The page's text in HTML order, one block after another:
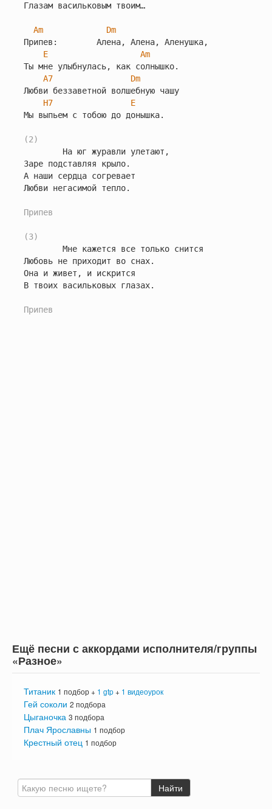
Глазам васильковым твоим…
Am
Dm
Припев:        Алена, Алена, Аленушка,
E
Am
Ты мне улыбнулась, как солнышко.
A7
Dm
Любви беззаветной волшебную чашу
H7
E
Мы выпьем с тобою до донышка.
(2)
        На юг журавли улетают,
Заре подставляя крыло.
А наши сердца согревает
Любви негасимой тепло.
Припев
(3)
        Мне кажется все только снится
Любовь не приходит во снах.
Она и живет, и искрится
В твоих васильковых глазах.
Припев
Ещё песни с аккордами исполнителя/группы
«Разное»
Титаник 1 подбор + 1 gtp+ 1 видеоурок
Гей соколи 2 подбора
Цыганочка 3 подбора
Плач Ярославны 1 подбор
Крестный отец 1 подбор